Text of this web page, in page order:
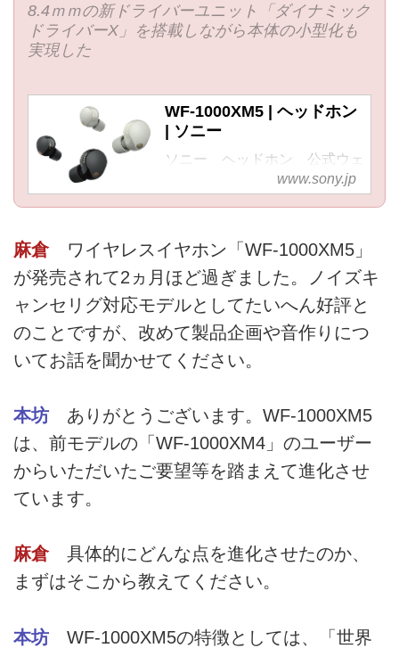
8.4ｍｍの新ドライバーユニット「ダイナミック
ドライバーX」を搭載しながら本体の小型化も
実現した
WF-1000XM5 | ヘッドホン
| ソニー
ソニー ヘッドホン 公式ウェ
ブサイト。ヘッドホンWF-
www.sony.jp
麻倉ワイヤレスイヤホン「WF-1000XM5」
が発売されて2ヵ月ほど過ぎました。ノイズキ
ャンセリグ対応モデルとしてたいへん好評と
のことですが、改めて製品企画や音作りにつ
いてお話を聞かせてください。
本坊 ありがとうございます。WF-1000XM5
は、前モデルの「WF-1000XM4」のユーザー
からいただいたご要望等を踏まえて進化させ
ています。
麻倉具体的にどんな点を進化させたのか、
まずはそこから教えてください。
本坊 WF-1000XM5の特徴としては、「世界